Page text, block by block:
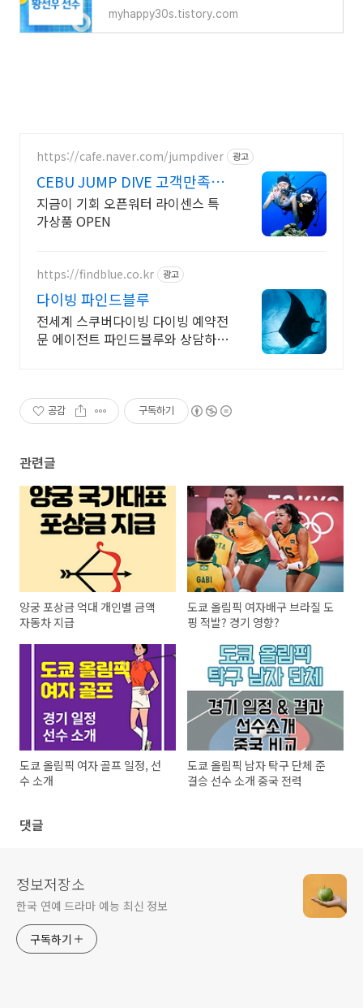
myhappy30s.tistory.com
https://cafe.naver.com/jumpdiver 광고
CEBU JUMP DIVE 고객만족도
최상위 확실케어
지금이 기회 오픈워터 라이센스 특
가상품 OPEN
https://findblue.co.kr 광고
다이빙 파인드블루
전세계 스쿠버다이빙 다이빙 예약전
문 에이전트 파인드블루와 상담하세
공감 구독하기
관련글
양궁 포상금 억대 개인별 금액
자동차 지급
도쿄 올림픽 여자배구 브라질 도
핑 적발? 경기 영향?
도쿄 올림픽 여자 골프 일정, 선
수 소개
도쿄 올림픽 남자 탁구 단체 준
결승 선수 소개 중국 전력
댓글
정보저장소
한국 연예 드라마 예능 최신 정보
구독하기